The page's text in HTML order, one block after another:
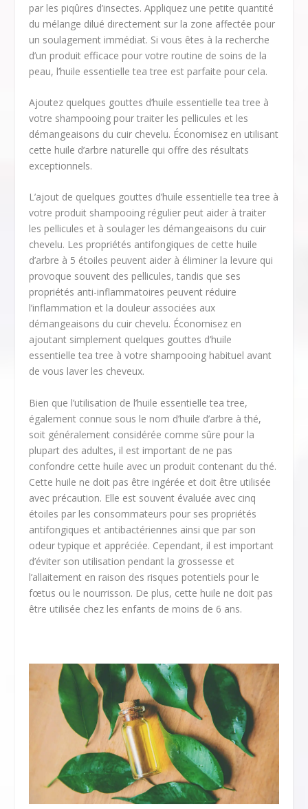
par les piqûres d’insectes. Appliquez une petite quantité
du mélange dilué directement sur la zone affectée pour
un soulagement immédiat. Si vous êtes à la recherche
d’un produit efficace pour votre routine de soins de la
peau, l’huile essentielle tea tree est parfaite pour cela.
Ajoutez quelques gouttes d’huile essentielle tea tree à
votre shampooing pour traiter les pellicules et les
démangeaisons du cuir chevelu. Économisez en utilisant
cette huile d’arbre naturelle qui offre des résultats
exceptionnels.
L’ajout de quelques gouttes d’huile essentielle tea tree à
votre produit shampooing régulier peut aider à traiter
les pellicules et à soulager les démangeaisons du cuir
chevelu. Les propriétés antifongiques de cette huile
d’arbre à 5 étoiles peuvent aider à éliminer la levure qui
provoque souvent des pellicules, tandis que ses
propriétés anti-inflammatoires peuvent réduire
l’inflammation et la douleur associées aux
démangeaisons du cuir chevelu. Économisez en
ajoutant simplement quelques gouttes d’huile
essentielle tea tree à votre shampooing habituel avant
de vous laver les cheveux.
Bien que l’utilisation de l’huile essentielle tea tree,
également connue sous le nom d’huile d’arbre à thé,
soit généralement considérée comme sûre pour la
plupart des adultes, il est important de ne pas
confondre cette huile avec un produit contenant du thé.
Cette huile ne doit pas être ingérée et doit être utilisée
avec précaution. Elle est souvent évaluée avec cinq
étoiles par les consommateurs pour ses propriétés
antifongiques et antibactériennes ainsi que par son
odeur typique et appréciée. Cependant, il est important
d’éviter son utilisation pendant la grossesse et
l’allaitement en raison des risques potentiels pour le
fœtus ou le nourrisson. De plus, cette huile ne doit pas
être utilisée chez les enfants de moins de 6 ans.